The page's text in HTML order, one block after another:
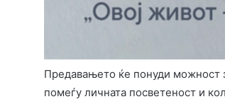
Предавањето ќе понуди можност
помеѓу личната посветеност и